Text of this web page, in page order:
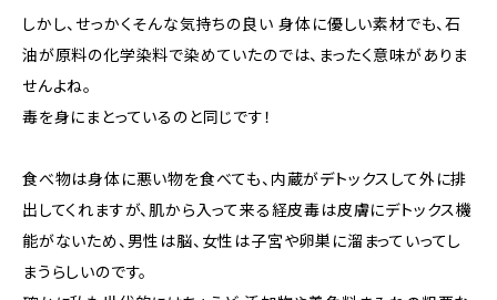
しかし、せっかくそんな気持ちの良い 身体に優しい素材でも、石
油が原料の化学染料で染めていたのでは、まったく意味がありま
せんよね。
毒を身にまとっているのと同じです！
食べ物は身体に悪い物を食べても、内蔵がデトックスして外に排
出してくれますが、肌から入って来る経皮毒は皮膚にデトックス機
能がないため、男性は脳、女性は子宮や卵巣に溜まっていってし
まうらしいのです。